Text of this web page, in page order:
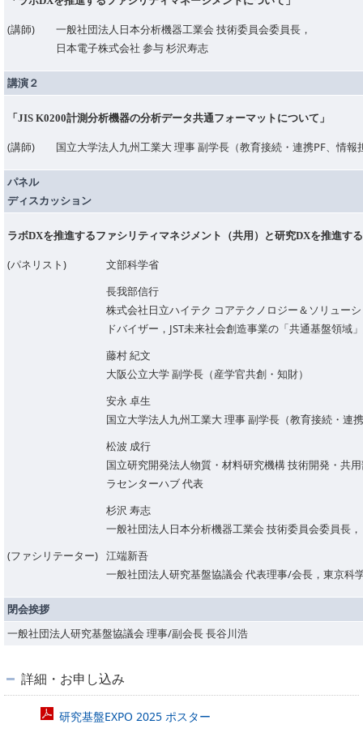
(講師)
一般社団法人日本分析機器工業会 技術委員会委員長，
日本電子株式会社 参与 杉沢寿志
講演２
「JIS K0200計測分析機器の分析データ共通フォーマットについて」
(講師) 国立大学法人九州工業大 理事 副学長（教育接続・連携PF、情報
パネル
ディスカッション
ラボDXを推進するファシリティマネジメント（共用）と研究DXを推進す
(パネリスト)
文部科学省
長我部信行
株式会社日立ハイテク コアテクノロジー＆ソリュー
ドバイザー，JST未来社会創造事業の「共通基盤領域
藤村 紀文
大阪公立大学 副学長（産学官共創・知財）
安永 卓生
国立大学法人九州工業大 理事 副学長（教育接続・連
松波 成行
国立研究開発法人物質・材料研究機構 技術開発・共
ラセンターハブ 代表
杉沢 寿志
一般社団法人日本分析機器工業会 技術委員会委員長
(ファシリテーター) 江端新吾
一般社団法人研究基盤協議会 代表理事/会長，東京科
閉会挨拶
一般社団法人研究基盤協議会 理事/副会長 長谷川浩
詳細・お申し込み
研究基盤EXPO 2025 ポスター